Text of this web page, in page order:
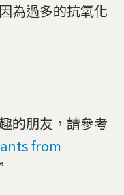
為過多的抗氧化
的朋友，請參考
from